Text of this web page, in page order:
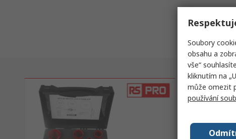
Soubory
obsahu a
vše“
kliknutím na
může omezit
používání